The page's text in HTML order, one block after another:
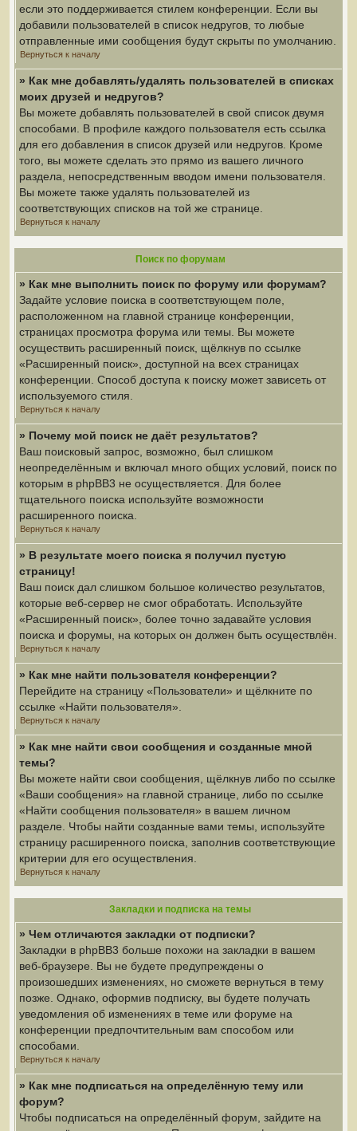
если это поддерживается стилем конференции. Если вы
добавили пользователей в список недругов, то любые
отправленные ими сообщения будут скрыты по умолчанию.
Вернуться к началу
» Как мне добавлять/удалять пользователей в списках
моих друзей и недругов?
Вы можете добавлять пользователей в свой список двумя
способами. В профиле каждого пользователя есть ссылка
для его добавления в список друзей или недругов. Кроме
того, вы можете сделать это прямо из вашего личного
раздела, непосредственным вводом имени пользователя.
Вы можете также удалять пользователей из
соответствующих списков на той же странице.
Вернуться к началу
Поиск по форумам
» Как мне выполнить поиск по форуму или форумам?
Задайте условие поиска в соответствующем поле,
расположенном на главной странице конференции,
страницах просмотра форума или темы. Вы можете
осуществить расширенный поиск, щёлкнув по ссылке
«Расширенный поиск», доступной на всех страницах
конференции. Способ доступа к поиску может зависеть от
используемого стиля.
Вернуться к началу
» Почему мой поиск не даёт результатов?
Ваш поисковый запрос, возможно, был слишком
неопределённым и включал много общих условий, поиск по
которым в phpBB3 не осуществляется. Для более
тщательного поиска используйте возможности
расширенного поиска.
Вернуться к началу
» В результате моего поиска я получил пустую
страницу!
Ваш поиск дал слишком большое количество результатов,
которые веб-сервер не смог обработать. Используйте
«Расширенный поиск», более точно задавайте условия
поиска и форумы, на которых он должен быть осуществлён.
Вернуться к началу
» Как мне найти пользователя конференции?
Перейдите на страницу «Пользователи» и щёлкните по
ссылке «Найти пользователя».
Вернуться к началу
» Как мне найти свои сообщения и созданные мной
темы?
Вы можете найти свои сообщения, щёлкнув либо по ссылке
«Ваши сообщения» на главной странице, либо по ссылке
«Найти сообщения пользователя» в вашем личном
разделе. Чтобы найти созданные вами темы, используйте
страницу расширенного поиска, заполнив соответствующие
критерии для его осуществления.
Вернуться к началу
Закладки и подписка на темы
» Чем отличаются закладки от подписки?
Закладки в phpBB3 больше похожи на закладки в вашем
веб-браузере. Вы не будете предупреждены о
произошедших изменениях, но сможете вернуться в тему
позже. Однако, оформив подписку, вы будете получать
уведомления об изменениях в теме или форуме на
конференции предпочтительным вам способом или
способами.
Вернуться к началу
» Как мне подписаться на определённую тему или
форум?
Чтобы подписаться на определённый форум, зайдите на